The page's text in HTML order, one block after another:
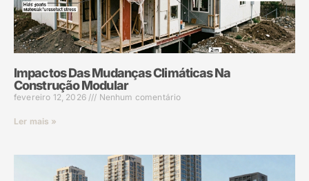
Impactos Das Mudanças Climáticas Na
Construção Modular
fevereiro 12, 2026 Nenhum comentário
Ler mais »